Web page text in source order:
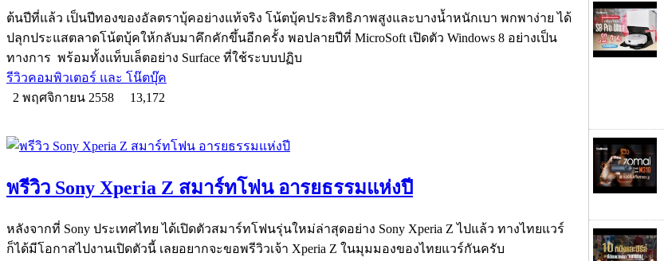
ต้นปีที่แล้ว เป็นปีทองของอัลตราบุ้คอย่างแท้จริง โน้ตบุ้คประสิทธิภาพสูงและบางน้ำหนักเบา พกพาง่าย ได้
ปลุกประแสตลาดโน้ตบุ้คให้กลับมาคึกคักขึ้นอีกครั้ง พอปลายปีที่ MicroSoft เปิดตัว Windows 8 อย่างเป็น
ทางการ พร้อมทั้งแท็บเล็ตอย่าง Surface ที่ใช้ระบบปฏิบ
รีวิวคอมพิวเตอร์ และ โน๊ตบุ๊ค
2 พฤศจิกายน 2558
13,172
พรีวิว Sony Xperia Z สมาร์ทโฟน อารยธรรมแห่งปี
หลังจากที่ Sony ประเทศไทย ได้เปิดตัวสมาร์ทโฟนรุ่นใหม่ล่าสุดอย่าง Sony Xperia Z ไปแล้ว ทางไทยแวร์
ก็ได้มีโอกาสไปงานเปิดตัวนี้ เลยอยากจะขอพรีวิวเจ้า Xperia Z ในมุมมองของไทยแวร์กันครับ